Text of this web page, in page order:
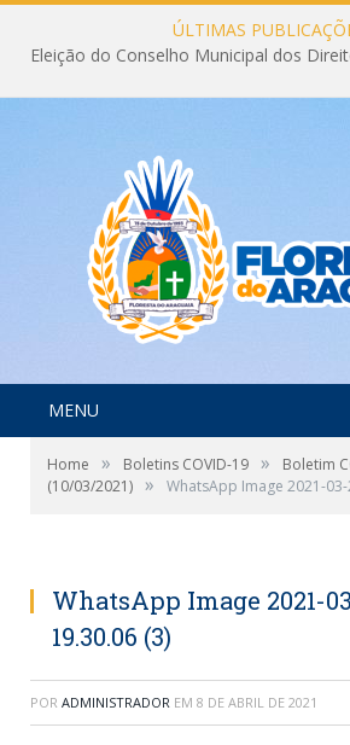
ÚLTIMAS
MENU
Home » Boletins COVID-19 »
Boletim
(10/03/2021) » WhatsApp Image 2021-
WhatsApp Image 2021-
19.30.06 (3)
POR ADMINISTRADOR EM 8 DE ABRIL DE 2021